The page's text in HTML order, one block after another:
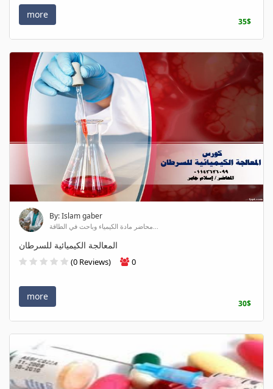
more
35$
By: Islam gaber
محاضر مادة الكيمياء وباحث في الطاقة...
المعالجة الكيميائية للسرطان
(0 Reviews) 0
more
30$